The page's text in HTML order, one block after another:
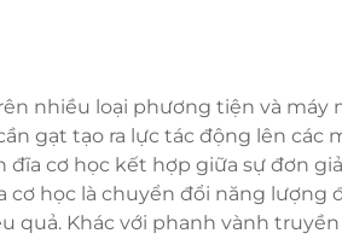
nhiều loại phương tiện và máy
gạt tạo ra lực tác động lên các
cơ học kết hợp giữa sự đơn
học là chuyển đổi năng lượng
quả. Khác với phanh vành